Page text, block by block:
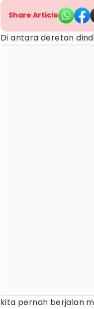
Share Article
Di antara deretan
kita pernah berjalan